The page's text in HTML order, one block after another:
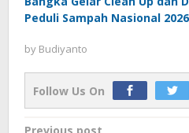
Peduli Sampah Nasional 2026
by Budiyanto
Follow Us On